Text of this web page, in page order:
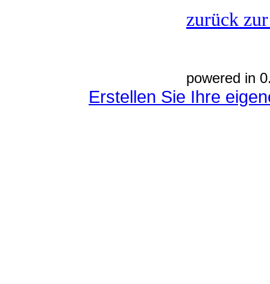
zurück
powered in
Erstellen Sie Ihre